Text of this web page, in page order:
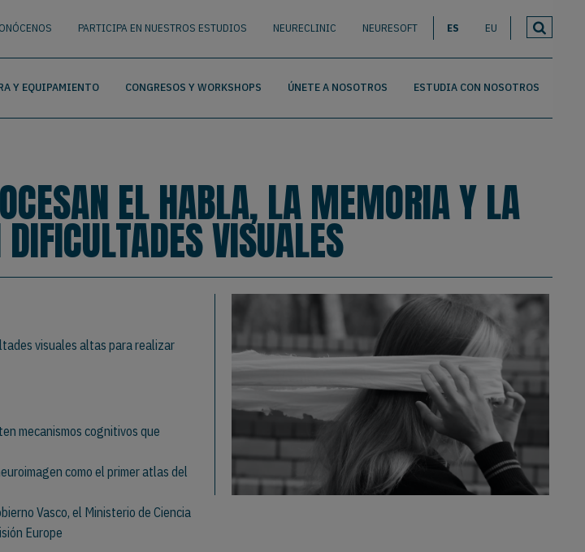
PARTICIPA EN NUESTROS ESTUDIOS NEURECLINIC NEURESOFT ES EU
Y EQUIPAMIENTO CONGRESOS Y WORKSHOPS ÚNETE A NOSOTROS ESTUDIA CON NOSOTROS
EL HABLA, LA MEMORIA Y LA
VISUALES
visuales altas para realizar
mecanismos cognitivos que
como el primer atlas del
Vasco, el Ministerio de Ciencia
Europe